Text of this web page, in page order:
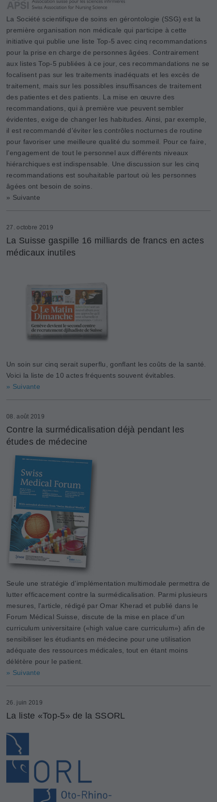
La Société scientifique de soins en gérontologie (SSG) est la
première organisation non médicale qui participe à cette
initiative qui publie une liste Top-5 avec cinq recommandations
pour la prise en charge de personnes âgées. Contrairement
aux listes Top-5 publiées à ce jour, ces recommandations ne se
focalisent pas sur les traitements inadéquats et les excès de
traitement, mais sur les possibles insuffisances de traitement
des patientes et des patients. La mise en œuvre des
recommandations, qui à première vue peuvent sembler
évidentes, exige de changer les habitudes. Ainsi, par exemple,
il est recommandé d’éviter les contrôles nocturnes de routine
pour favoriser une meilleure qualité du sommeil. Pour ce faire,
l’engagement de tout le personnel aux différents niveaux
hiérarchiques est indispensable. Une discussion sur les cinq
recommandations est souhaitable partout où les personnes
âgées ont besoin de soins.
» Suivante
27. octobre 2019
La Suisse gaspille 16 milliards de francs en actes
médicaux inutiles
Un soin sur cinq serait superflu, gonflant les coûts de la santé.
Voici la liste de 10 actes fréquents souvent évitables.
» Suivante
08. août 2019
Contre la surmédicalisation déjà pendant les
études de médecine
Seule une stratégie d’implémentation multimodale permettra de
lutter efficacement contre la surmédicalisation. Parmi plusieurs
mesures, l'article, rédigé par Omar Kherad et publié dans le
Forum Médical Suisse, discute de la mise en place d’un
curriculum universitaire («high value care curriculum») afin de
sensibiliser les étudiants en médecine pour une utilisation
adéquate des ressources médicales, tout en étant moins
délétère pour le patient.
» Suivante
26. juin 2019
La liste «Top-5» de la SSORL